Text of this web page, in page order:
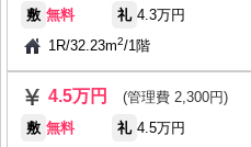
敷 無料 礼 4.3万円
1R/32.23m2/1階
4.5万円
(管理費 2,300円)
敷 無料 礼 4.5万円